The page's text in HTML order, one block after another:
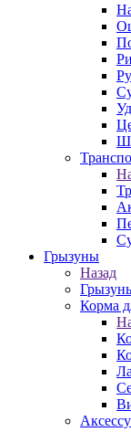
Грызуны
Назад
Корма